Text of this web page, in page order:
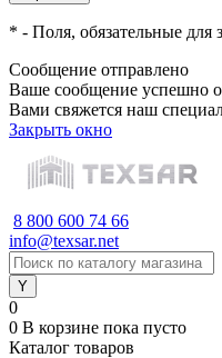
* - Поля, обязательные для
Сообщение отправлено
Ваше сообщение успешно
Вами свяжется наш
Закрыть окно
8 800 600 74 66
info@texsar.net
0
0 В корзине пока пусто
Каталог товаров